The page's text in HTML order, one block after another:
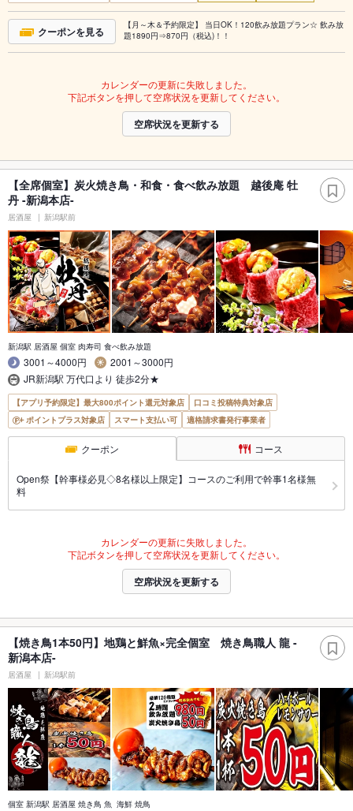
クーポンを見る
【月～木＆予約限定】 当日OK！120飲み放題プラン☆ 飲み放
題1890円⇒870円（税込)！！
カレンダーの更新に失敗しました。
下記ボタンを押して空席状況を更新してください。
空席状況を更新する
【全席個室】炭火焼き鳥・和食・食べ飲み放題 越後庵 牡
丹 -新潟本店-
居酒屋 新潟駅前
新潟駅 居酒屋 個室 肉寿司 食べ飲み放題
3001～4000円
2001～3000円
JR新潟駅 万代口より 徒歩2分★
【アプリ予約限定】最大800ポイント還元対象店
口コミ投稿特典対象店
ポイントプラス対象店
スマート支払い可 適格請求書発行事業者
クーポン コース
Open祭【幹事様必見◇8名様以上限定】コースのご利用で幹事1名様無
料
カレンダーの更新に失敗しました。
下記ボタンを押して空席状況を更新してください。
空席状況を更新する
【焼き鳥1本50円】地鶏と鮮魚×完全個室 焼き鳥職人 龍 -
新潟本店-
居酒屋 新潟駅前
個室 新潟駅 居酒屋 焼き鳥 魚 海鮮 焼鳥